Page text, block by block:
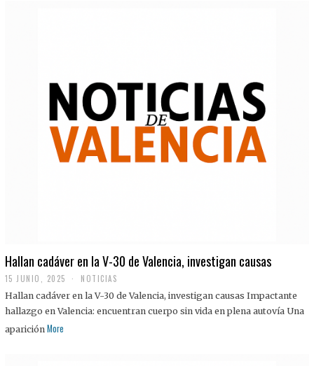
Hallan cadáver en la V-30 de Valencia, investigan causas
15 JUNIO, 2025 NOTICIAS
Hallan cadáver en la V-30 de Valencia, investigan causas Impactante
hallazgo en Valencia: encuentran cuerpo sin vida en plena autovía Una
aparición More